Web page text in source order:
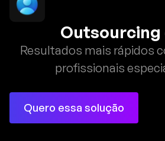
Outsourcing
Resultados mais rápidos
profissionais
Quero essa solução